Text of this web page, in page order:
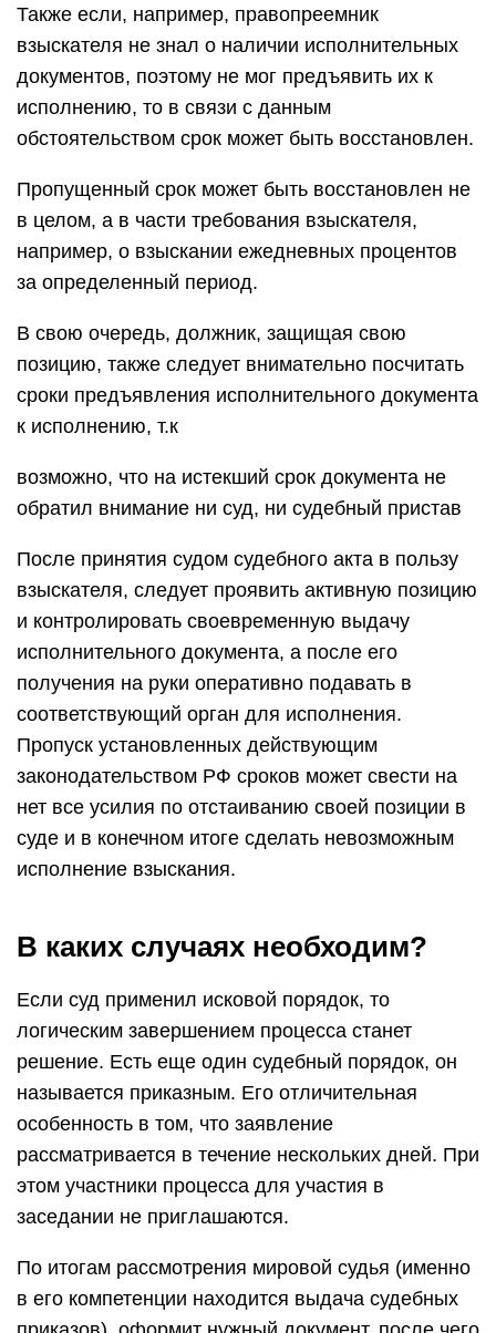
Также если, например, правопреемник
взыскателя не знал о наличии исполнительных
документов, поэтому не мог предъявить их к
исполнению, то в связи с данным
обстоятельством срок может быть восстановлен.
Пропущенный срок может быть восстановлен не
в целом, а в части требования взыскателя,
например, о взыскании ежедневных процентов
за определенный период.
В свою очередь, должник, защищая свою
позицию, также следует внимательно посчитать
сроки предъявления исполнительного документа
к исполнению, т.к
возможно, что на истекший срок документа не
обратил внимание ни суд, ни судебный пристав
После принятия судом судебного акта в пользу
взыскателя, следует проявить активную позицию
и контролировать своевременную выдачу
исполнительного документа, а после его
получения на руки оперативно подавать в
соответствующий орган для исполнения.
Пропуск установленных действующим
законодательством РФ сроков может свести на
нет все усилия по отстаиванию своей позиции в
суде и в конечном итоге сделать невозможным
исполнение взыскания.
В каких случаях необходим?
Если суд применил исковой порядок, то
логическим завершением процесса станет
решение. Есть еще один судебный порядок, он
называется приказным. Его отличительная
особенность в том, что заявление
рассматривается в течение нескольких дней. При
этом участники процесса для участия в
заседании не приглашаются.
По итогам рассмотрения мировой судья (именно
в его компетенции находится выдача судебных